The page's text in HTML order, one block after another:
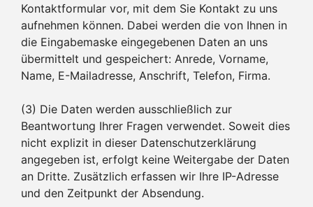
Kontaktformular vor, mit dem Sie Kontakt zu uns
aufnehmen können. Dabei werden die von Ihnen in
die Eingabemaske eingegebenen Daten an uns
übermittelt und gespeichert: Anrede, Vorname,
Name, E-Mailadresse, Anschrift, Telefon, Firma.
(3) Die Daten werden ausschließlich zur
Beantwortung Ihrer Fragen verwendet. Soweit dies
nicht explizit in dieser Datenschutzerklärung
angegeben ist, erfolgt keine Weitergabe der Daten
an Dritte. Zusätzlich erfassen wir Ihre IP-Adresse
und den Zeitpunkt der Absendung.